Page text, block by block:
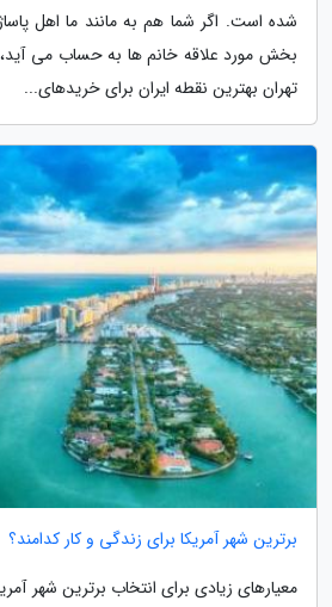
شده است. اگر شما هم به مانند ما اهل
بخش مورد علاقه خانم ها به حساب می
تهران بهترین نقطه ایران برای خریدهای...
برترین شهر آمریکا برای زندگی و کار کدامند؟
معیارهای زیادی برای انتخاب برترین شهر